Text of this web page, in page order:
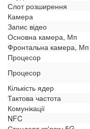
Слот розширення
Камера
Запис відео
Основна камера, Мп
Фронтальна камера, Мп
Процесор
Процесор
Кількість ядер
Тактова частота
Комунікації
NFC